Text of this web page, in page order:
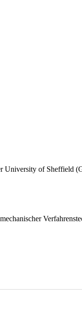
University of Sheffield